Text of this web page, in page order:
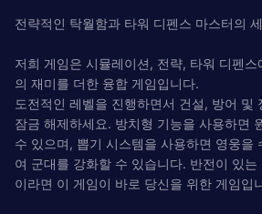
전략적인 탁월함과 타워 디펜스 마스터의
저희 게임은 시뮬레이션, 전략, 타워 디펜
의 재미를 더한 융합 게임입니다.
도전적인 레벨을 진행하면서 건설, 방어 및
잠금 해제하세요. 방치형 기능을 사용하면
수 있으며, 뽑기 시스템을 사용하면 영웅을
여 군대를 강화할 수 있습니다. 반전이 있는
이라면 이 게임이 바로 당신을 위한 게임입